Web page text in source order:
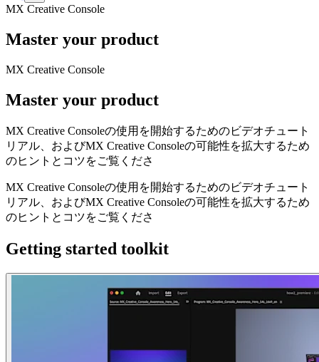
MX Creative Console
Master your product
MX Creative Console
Master your product
MX Creative Consoleの使用を開始するためのビデオチュート
リアル、およびMX Creative Consoleの可能性を拡大するため
のヒントとコツをご覧くださ
MX Creative Consoleの使用を開始するためのビデオチュート
リアル、およびMX Creative Consoleの可能性を拡大するため
のヒントとコツをご覧くださ
Getting started toolkit